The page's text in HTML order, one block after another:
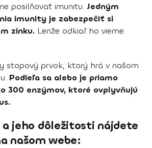
posilňovať imunitu. Jedným
imunity je zabezpečiť si
zinku. Lenže odkiaľ ho vieme
stopový prvok, ktorý hrá v našom
Podieľa sa alebo je priamo
300 enzýmov, ktoré ovplyvňujú
a jeho dôležitosti nájdete
našom webe: